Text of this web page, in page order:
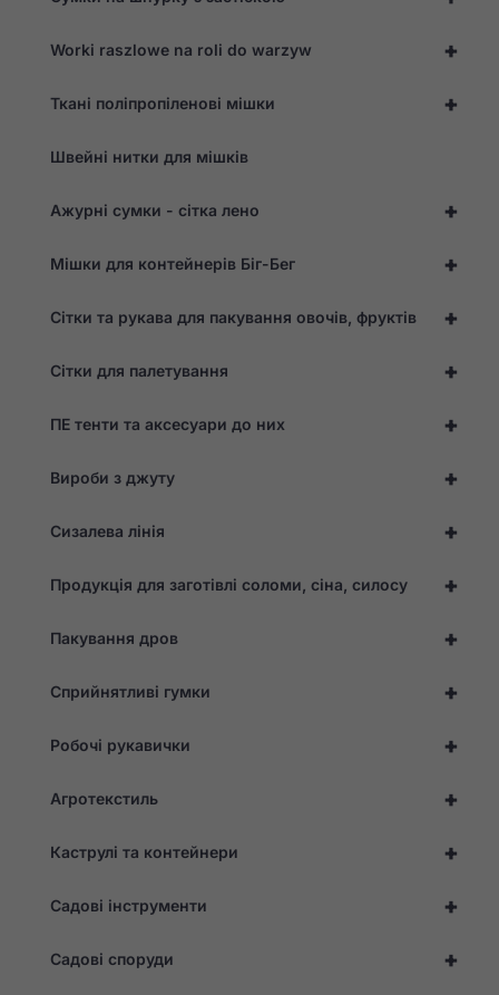
+
Worki raszlowe na roli do warzyw
+
Ткані поліпропіленові мішки
Швейні нитки для мішків
+
Ажурні сумки - сітка лено
+
Мішки для контейнерів Біг-Бег
+
Сітки та рукава для пакування овочів, фруктів
+
Сітки для палетування
+
ПЕ тенти та аксесуари до них
+
Вироби з джуту
+
Сизалева лінія
+
Продукція для заготівлі соломи, сіна, силосу
+
Пакування дров
+
Сприйнятливі гумки
+
Робочі рукавички
+
Агротекстиль
+
Каструлі та контейнери
+
Садові інструменти
+
Садові споруди